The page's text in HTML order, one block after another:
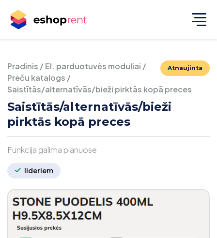
Atnaujinta
Pradinis /El. parduotuvės moduliai /
Preču katalogs /
Saistītās/alternatīvās/bieži pirktās kopā preces
Saistītās/alternatīvās/bieži
pirktās kopā preces
Funkcija galima planuose
lideriem